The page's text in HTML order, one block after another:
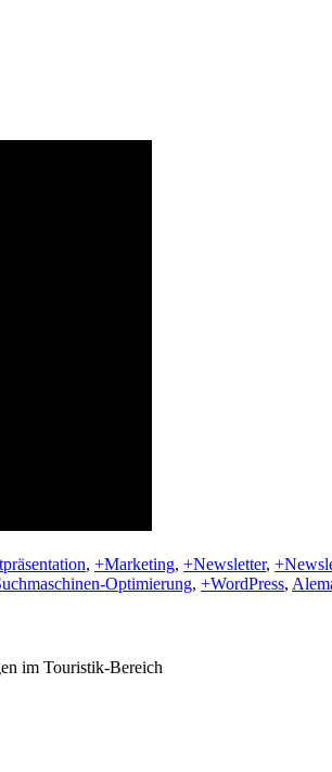
, +Marketing, +Newsletter,
Optimierung, +WordPress,
im Touristik-Bereich